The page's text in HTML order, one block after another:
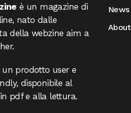
è un magazine di
nato dalle
della webzine aim a
prodotto user e
disponibile al
pdf e alla lettura.
News
About